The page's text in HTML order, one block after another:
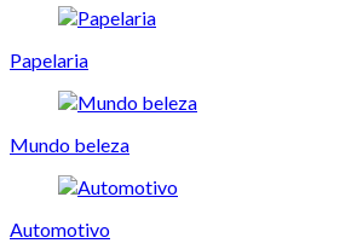
Papelaria
Mundo beleza
Automotivo